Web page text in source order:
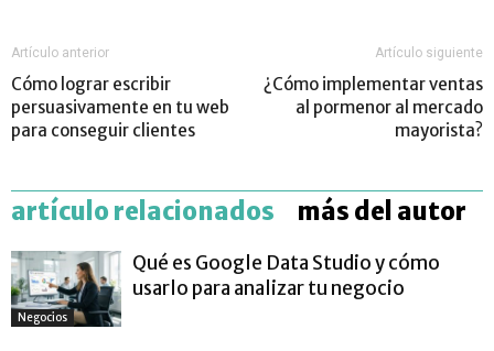
Artículo anterior
Cómo lograr escribir
persuasivamente en tu web
para conseguir clientes
Artículo siguiente
¿Cómo implementar ventas
al pormenor al mercado
mayorista?
artículo relacionados más del autor
Negocios
Qué es Google Data Studio y cómo
usarlo para analizar tu negocio